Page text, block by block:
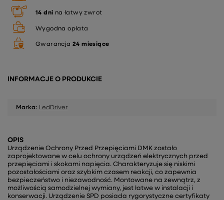
14 dni na łatwy zwrot
Wygodna opłata
Gwarancja 24 miesiące
INFORMACJE O PRODUKCIE
Marka: LedDriver
OPIS
Urządzenie Ochrony Przed Przepięciami DMK zostało
zaprojektowane w celu ochrony urządzeń elektrycznych przed
przepięciami i skokami napięcia. Charakteryzuje się niskimi
pozostałościami oraz szybkim czasem reakcji, co zapewnia
bezpieczeństwo i niezawodność. Montowane na zewnątrz, z
możliwością samodzielnej wymiany, jest łatwe w instalacji i
konserwacji. Urządzenie SPD posiada rygorystyczne certyfikaty